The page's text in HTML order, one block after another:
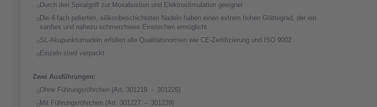
Durch den Spiralgriff zur Moxabustion und Elektrostimulation geeignet
Die 4-fach polierten, silikonbeschichteten Nadeln haben einen extrem hohen Glättegrad, der ein
sanftes und nahezu schmerzfreies Einstechen ermöglicht
SL-Akupunkturnadeln erfüllen alle Qualitätsnormen wie CE-Zertifizierung und ISO 9002
Einzeln steril verpackt
Zwei Ausführungen:
Ohne Führungsröhrchen (Art. 301219 - 301226)
Mit Führungsröhrchen (Art. 301227 - 301239)